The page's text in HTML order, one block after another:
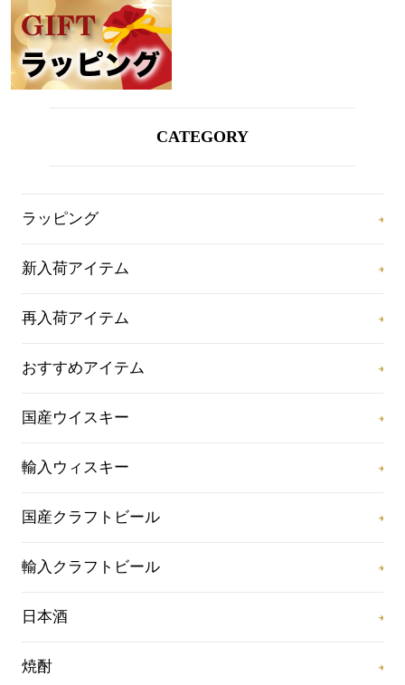
CATEGORY
ラッピング
新入荷アイテム
再入荷アイテム
おすすめアイテム
国産ウイスキー
輸入ウィスキー
国産クラフトビール
輸入クラフトビール
日本酒
焼酎